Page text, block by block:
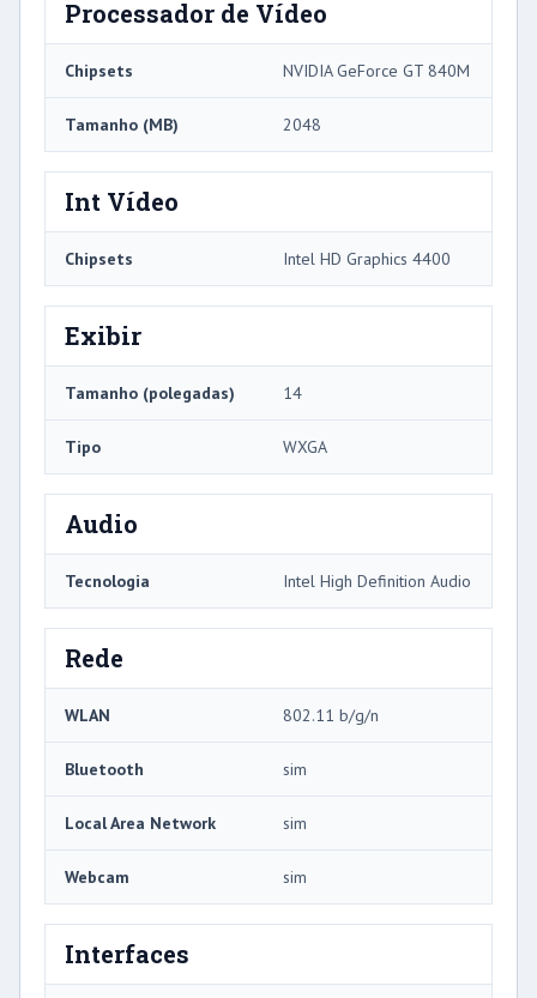
Processador de Vídeo
Chipsets NVIDIA GeForce GT 840M
Tamanho (MB) 2048
Int Vídeo
Chipsets Intel HD Graphics 4400
Exibir
Tamanho (polegadas) 14
Tipo WXGA
Audio
Tecnologia Intel High Definition Audio
Rede
WLAN 802.11 b/g/n
Bluetooth sim
Local Area Network sim
Webcam sim
Interfaces